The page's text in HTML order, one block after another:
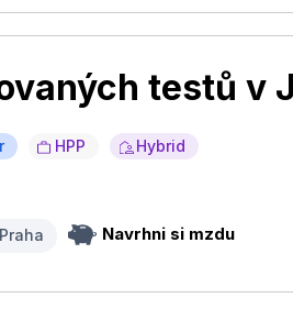
testů v
HPP Hybrid
Praha Navrhni si mzdu